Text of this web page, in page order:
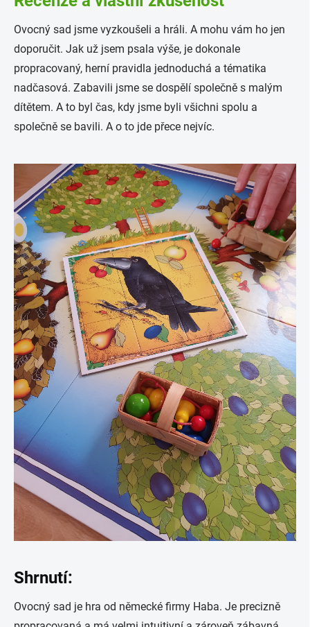
Ovocný sad jsme vyzkoušeli a hráli. A mohu vám ho jen
doporučit. Jak už jsem psala výše, je dokonale
propracovaný, herní pravidla jednoduchá a tématika
nadčasová. Zabavili jsme se dospělí společně s malým
dítětem. A to byl čas, kdy jsme byli všichni spolu a
společně se bavili. A o to jde přece nejvíc.
Shrnutí:
Ovocný sad je hra od německé firmy Haba. Je precizně